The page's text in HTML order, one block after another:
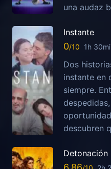
una audaz
Instante
0 1h
Dos
instante en
siempre.
descubren
Detonación